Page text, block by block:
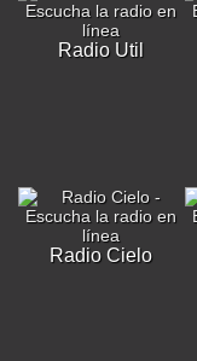
Radio Util
Radio Cielo